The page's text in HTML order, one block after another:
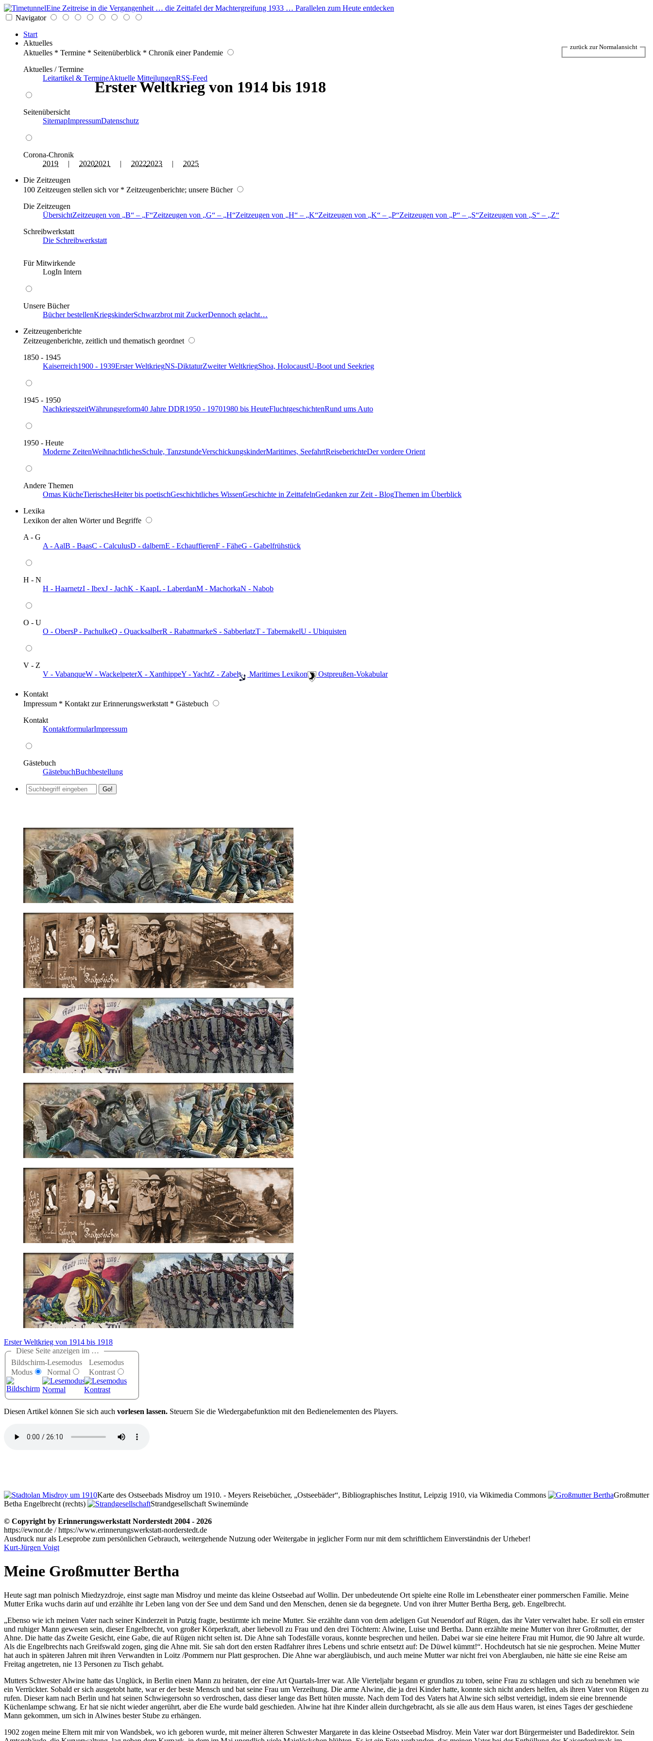
Eine Zeitreise in die Vergangenheit … die Zeittafel der Machtergreifung 1933 … Parallelen zum Heute entdecken
Navigator
Start
Aktuelles
Aktuelles * Termine * Seitenüberblick * Chronik einer Pandemie
Aktuelles / Termine
Leitartikel & TermineAktuelle MitteilungenRSS-Feed
Seitenübersicht
SitemapImpressumDatenschutz
Corona-Chronik
2019 | 20202021 | 20222023 | 2025
Die Zeitzeugen
100 Zeitzeugen stellen sich vor * Zeitzeugenberichte; unsere Bücher
Die Zeitzeugen
ÜbersichtZeitzeugen von B – F Zeitzeugen von G – H Zeitzeugen von H – K Zeitzeugen von K – P Zeitzeugen von P – S Zeitzeugen von S –
Z
Schreibwerkstatt
Die Schreibwerkstatt
Für Mitwirkende
LogIn Intern
Unsere Bücher
Bücher bestellenKriegskinderSchwarzbrot mit ZuckerDennoch gelacht…
Zeitzeugenberichte
Zeitzeugenberichte, zeitlich und thematisch geordnet
1850 - 1945
Kaiserreich1900 - 1939Erster WeltkriegNS-DiktaturZweiter WeltkriegShoa, HolocaustU-Boot und Seekrieg
1945 - 1950
NachkriegszeitWährungsreform40 Jahre DDR1950 - 19701980 bis HeuteFluchtgeschichtenRund ums Auto
1950 - Heute
Moderne ZeitenWeihnachtlichesSchule, TanzstundeVerschickungskinderMaritimes, SeefahrtReiseberichteDer vordere Orient
Andere Themen
Omas KücheTierischesHeiter bis poetischGeschichtliches WissenGeschichte in ZeittafelnGedanken zur Zeit - BlogThemen im Überblick
Lexika
Lexikon der alten Wörter und Begriffe
A - G
A - AalB - BaasC - CalculusD - dalbernE - EchauffierenF - FäheG - Gabelfrühstück
H - N
H - HaarnetzI - IbexJ - JachK - KaapL - LaberdanM - MachorkaN - Nabob
O - U
O - ObersP - PachulkeQ - QuacksalberR - RabattmarkeS - SabberlatzT - TabernakelU - Ubiquisten
V - Z
V - VabanqueW - WackelpeterX - XanthippeY - YachtZ - Zabel ️ Maritimes Lexikon ️ Ostpreußen-Vokabular
Kontakt
Impressum * Kontakt zur Erinnerungswerkstatt * Gästebuch
Kontakt
KontaktformularImpressum
Gästebuch
GästebuchBuchbestellung
Erster Weltkrieg von 1914 bis 1918
Erster Weltkrieg von 1914 bis 1918
Diese Seite anzeigen im …
Bildschirm-
Modus
Lesemodus
Normal
Lesemodus
Kontrast
Diesen Artikel können Sie sich auch vorlesen lassen. Steuern Sie die Wiedergabefunktion mit den Bedienelementen des Players.
Karte des Ostseebads Misdroy um 1910. - Meyers Reisebücher, Ostseebäder , Bibliographisches Institut, Leipzig 1910, via Wikimedia Commons
Großmutter
Betha Engelbrecht (rechts)
Strandgesellschaft Swinemünde
© Copyright by Erinnerungswerkstatt Norderstedt 2004 - 2026
https://ewnor.de / https://www.erinnerungswerkstatt-norderstedt.de
Ausdruck nur als Leseprobe zum persönlichen Gebrauch, weitergehende Nutzung oder Weitergabe in jeglicher Form nur mit dem schriftlichem Einverständnis der Urheber!
zurück zur Normalansicht
Kurt-Jürgen Voigt
Meine Großmutter Bertha
Heute sagt man polnisch Miedzyzdroje, einst sagte man Misdroy und meinte das kleine Ostseebad auf Wollin. Der unbedeutende Ort spielte eine Rolle im Lebenstheater einer pommerschen Familie. Meine
Mutter Erika wuchs darin auf und erzählte ihr Leben lang von der See und dem Sand und den Menschen, denen sie da begegnete. Und von ihrer Mutter Bertha Berg, geb. Engelbrecht.
Ebenso wie ich meinen Vater nach seiner Kinderzeit in Putzig fragte, bestürmte ich meine Mutter. Sie erzählte dann von dem adeligen Gut Neuendorf auf Rügen, das ihr Vater verwaltet habe. Er soll ein ernster
und ruhiger Mann gewesen sein, dieser Engelbrecht, von großer Körperkraft, aber liebevoll zu Frau und den drei Töchtern: Alwine, Luise und Bertha. Dann erzählte meine Mutter von ihrer Großmutter, der
Ahne. Die hatte das Zweite Gesicht, eine Gabe, die auf Rügen nicht selten ist. Die Ahne sah Todesfälle voraus, konnte besprechen und heilen. Dabei war sie eine heitere Frau mit Humor, die 90 Jahre alt wurde.
Als die Engelbrechts nach Greifswald zogen, ging die Ahne mit. Sie sah dort den ersten Radfahrer ihres Lebens und schrie entsetzt auf: De Düwel kümmt! . Hochdeutsch hat sie nie gesprochen. Meine Mutter
hat auch in späteren Jahren mit ihren Verwandten in Loitz /Pommern nur Platt gesprochen. Die Ahne war abergläubisch, und auch meine Mutter war nicht frei von Aberglauben, nie hätte sie eine Reise am
Freitag angetreten, nie 13 Personen zu Tisch gehabt.
Mutters Schwester Alwine hatte das Unglück, in Berlin einen Mann zu heiraten, der eine Art Quartals-Irrer war. Alle Vierteljahr begann er grundlos zu toben, seine Frau zu schlagen und sich zu benehmen wie
ein Verrückter. Sobald er sich ausgetobt hatte, war er der beste Mensch und bat seine Frau um Verzeihung. Die arme Alwine, die ja drei Kinder hatte, konnte sich nicht anders helfen, als ihren Vater von Rügen zu
rufen. Dieser kam nach Berlin und hat seinen Schwiegersohn so verdroschen, dass dieser lange das Bett hüten musste. Nach dem Tod des Vaters hat Alwine sich selbst verteidigt, indem sie eine brennende
Küchenlampe schwang. Er hat sie nicht wieder angerührt, aber die Ehe wurde bald geschieden. Alwine hat ihre Kinder allein durchgebracht, als sie alle aus dem Haus waren, ist eines Tages der geschiedene
Mann gekommen, um sich in Alwines bester Stube zu erhängen.
1902 zogen meine Eltern mit mir von Wandsbek, wo ich geboren wurde, mit meiner älteren Schwester Margarete in das kleine Ostseebad Misdroy. Mein Vater war dort Bürgermeister und Badedirektor. Sein